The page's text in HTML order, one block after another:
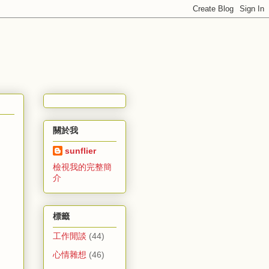
關於我
sunflier
檢視我的完整簡
介
標籤
工作閒談 (44)
心情雜想 (46)